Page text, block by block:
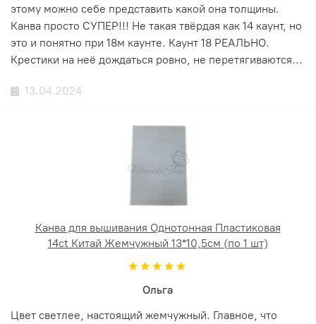
этому можно себе представить какой она толщины.
Канва просто СУПЕР!!! Не такая твёрдая как 14 каунт, но
это и понятно при 18м каунте. Каунт 18 РЕАЛЬНО.
Крестики на неё дождаться ровно, не перетягиваются...
13.04.2024
Канва для вышивания Однотонная Пластиковая
14ct Китай Жемчужный 13*10,5см (по 1 шт)
Ольга
Цвет светлее, настоящий жемчужный. Главное, что